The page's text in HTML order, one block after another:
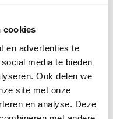
cookies
en advertenties te
media te bieden
Ook delen we
site met onze
en analyse. Deze
Textielverfrisser
Zeebries 500ml